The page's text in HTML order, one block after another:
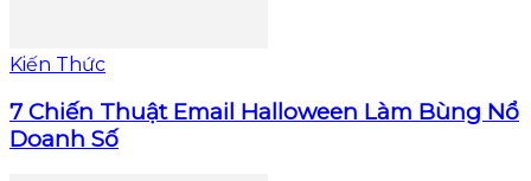
Kiến Thức
7 Chiến Thuật Email Halloween Làm Bùng Nổ
Doanh Số